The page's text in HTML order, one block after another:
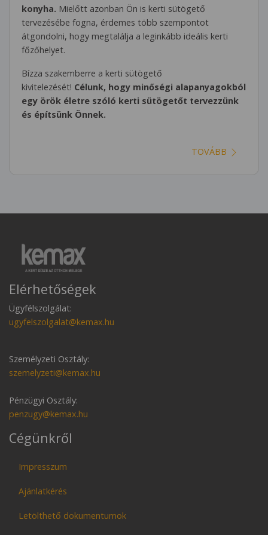
konyha. Mielőtt azonban Ön is kerti sütögető
tervezésébe fogna, érdemes több szempontot
átgondolni, hogy megtalálja a leginkább ideális kerti
főzőhelyet.
Bízza szakemberre a kerti sütögető
kivitelezését! Célunk, hogy minőségi alapanyagokból
egy örök életre szóló kerti sütögetőt tervezzünk
és építsünk Önnek.
TOVÁBB
Elérhetőségek
Ügyfélszolgálat:
ugyfelszolgalat@kemax.hu
Személyzeti Osztály:
szemelyzeti@kemax.hu
Pénzügyi Osztály:
penzugy@kemax.hu
Cégünkről
Impresszum
Ajánlatkérés
Letölthető dokumentumok